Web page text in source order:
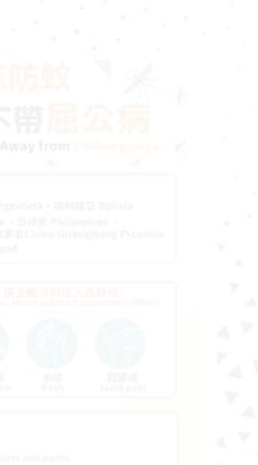
大學建教
】熱烈報名
學金
迷思
115 年暑期
生紀念獎學
碩士班林珊
Open